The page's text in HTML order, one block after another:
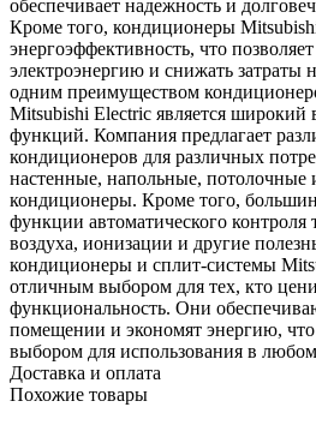
обеспечивает надежность и
Кроме того, кондиционеры
энергоэффективность, что
электроэнергию и снижать затраты
одним преимуществом
Mitsubishi Electric является широкий
функций. Компания предлагает
кондиционеров для различных
настенные, напольные, потолочные
кондиционеры. Кроме того,
функции автоматического
воздуха, ионизации и другие
кондиционеры и сплит-системы
отличным выбором для тех, кто
функциональность. Они
помещении и экономят энергию,
выбором для использования в
Доставка и оплата
Похожие товары